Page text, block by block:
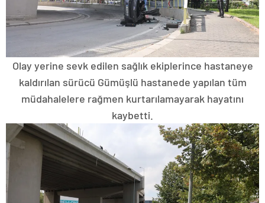
Olay yerine sevk edilen sağlık ekiplerince hastaneye
kaldırılan sürücü Gümüşlü hastanede yapılan tüm
müdahalelere rağmen kurtarılamayarak hayatını
kaybetti.